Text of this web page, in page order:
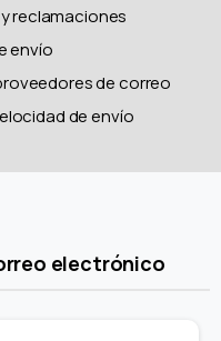
reclamaciones
envío
de correo
de envío
electrónico